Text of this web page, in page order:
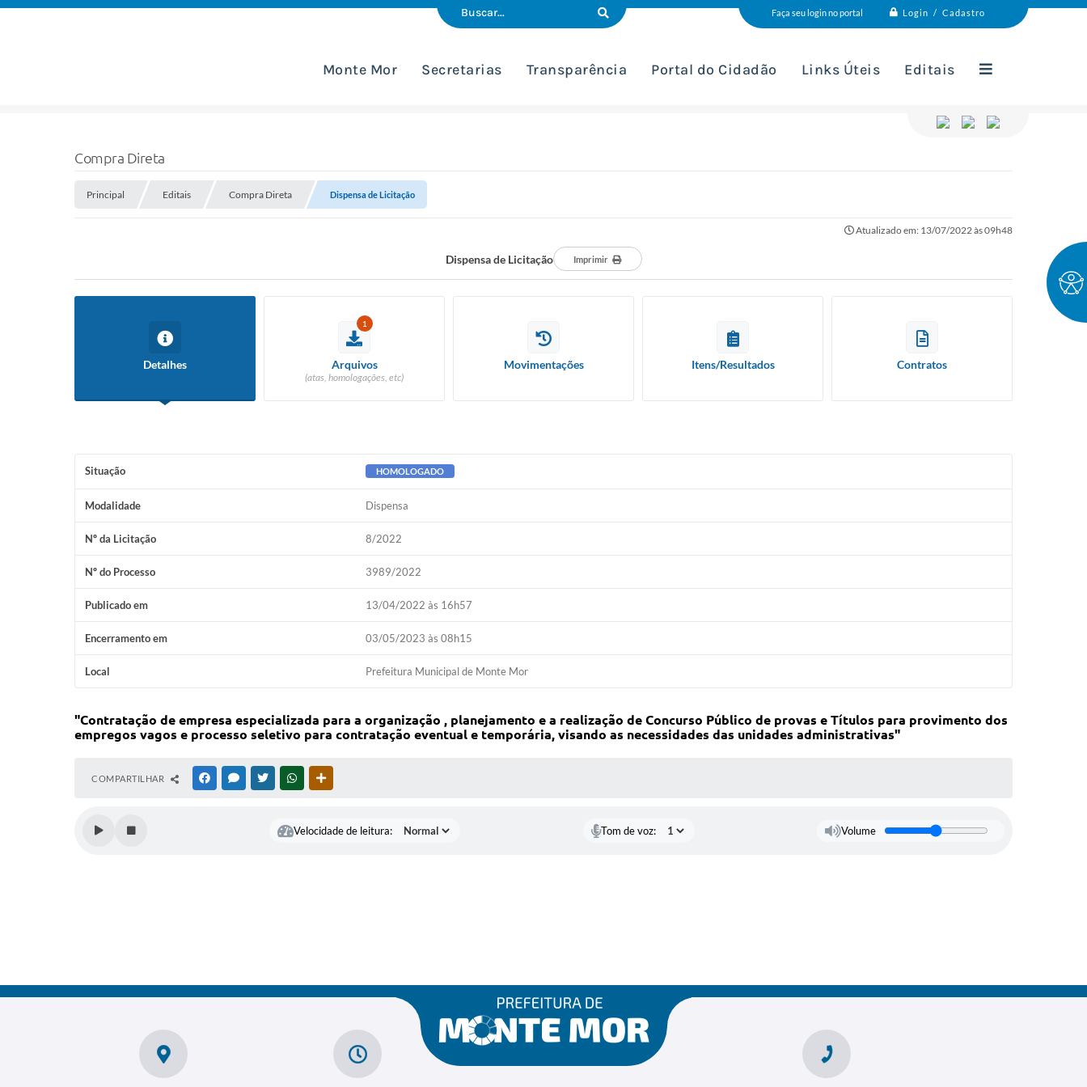
Faça seu login no portal Login / Cadastro
Monte Mor Secretarias Transparência Portal do Cidadão Links Úteis Editais
Compra Direta
Principal Editais Compra Direta Dispensa de Licitação
Atualizado em: 13/07/2022 às 09h48
Dispensa de Licitação Imprimir
Detalhes
1
Arquivos
(atas, homologações, etc)
Movimentações Itens/Resultados Contratos
Situação HOMOLOGADO
Modalidade Dispensa
Nº da Licitação 8/2022
Nº do Processo 3989/2022
Publicado em 13/04/2022 às 16h57
Encerramento em 03/05/2023 às 08h15
Local Prefeitura Municipal de Monte Mor
"Contratação de empresa especializada para a organização , planejamento e a realização de Concurso Público de provas e Títulos para provimento dos
empregos vagos e processo seletivo para contratação eventual e temporária, visando as necessidades das unidades administrativas"
COMPARTILHAR FACEBOOKMESSENGER
TWITTERWHATSAPP
Velocidade de leitura: Tom de voz: Volume